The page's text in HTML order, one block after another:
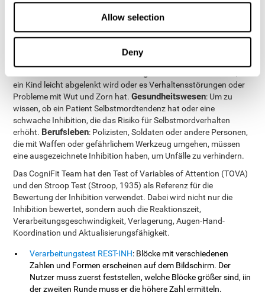
Allow selection
Deny
Die inhibitorische Kontrolle wird für viele tägliche
anzupassen und Ablenkungen oder unvermutete Veränderungen
zu bewältigen, hängt direkt von der Inhibition ab. Deshalb kann
Bewertung der inhibitorischen Kontrolle
ein Kind leicht abgelenkt wird oder es Verhaltensstörungen oder
Probleme mit Wut und Zorn hat.Gesundheitswesen: Um zu
wissen, ob ein Patient Selbstmordtendenz hat oder eine
schwache Inhibition, die das Risiko für Selbstmordverhalten
erhöht. Berufsleben: Polizisten, Soldaten oder andere Personen,
die mit Waffen oder gefährlichem Werkzeug umgehen, müssen
eine ausgezeichnete Inhibition haben, um Unfälle zu verhindern.
Das CogniFit Team hat den Test of Variables of Attention (TOVA)
und den Stroop Test (Stroop, 1935) als Referenz für die
Bewertung der Inhibition verwendet. Dabei wird nicht nur die
Inhibition bewertet, sondern auch die Reaktionszeit,
Verarbeitungsgeschwindigkeit, Verlagerung, Augen-Hand-
Koordination und Aktualisierungsfähigkeit.
Verarbeitungstest REST-INH: Blöcke mit verschiedenen
Zahlen und Formen erscheinen auf dem Bildschirm. Der
Nutzer muss zuerst feststellen, welche Blöcke größer sind, iin
der zweiten Runde muss er die höhere Zahl ermitteln.